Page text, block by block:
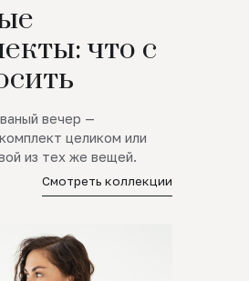
что с
вечер —
целиком или
из тех же вещей.
Смотреть коллекции